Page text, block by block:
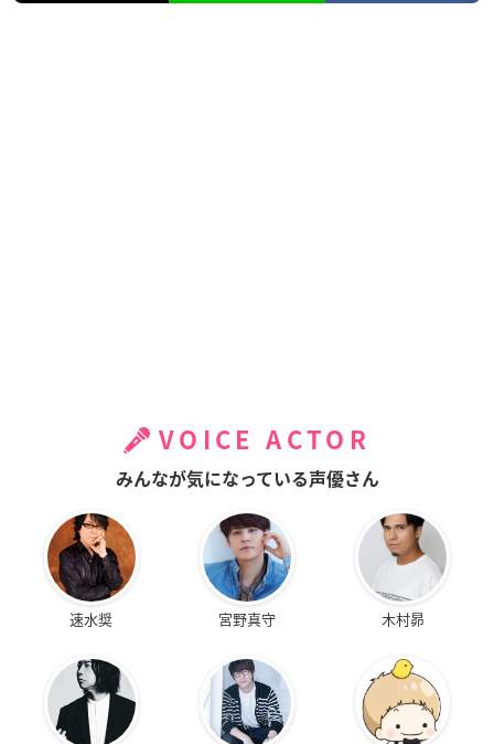
VOICE ACTOR
みんなが気になっている声優さん
速水奨 宮野真守 木村昴